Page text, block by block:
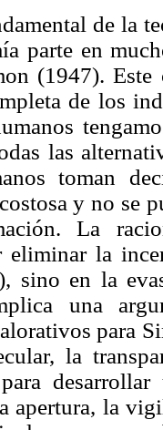
de la
parte en
(1947).
de los
las
toman
y no se
La
eliminar la
sino en la
una
para
la
apertura, la